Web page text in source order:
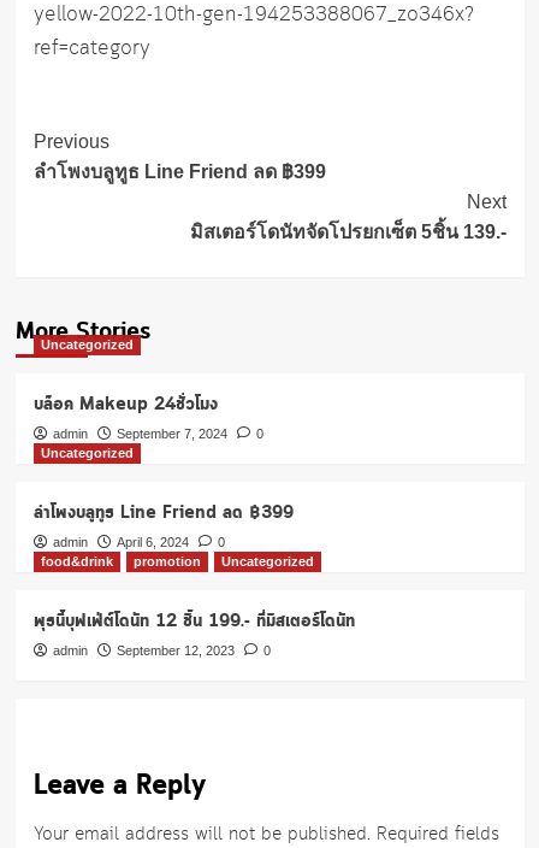
yellow-2022-10th-gen-194253388067_zo346x?
ref=category
Post
Navigation
Previous
ลำโพงบลูทูธ Line Friend ลด ฿399
Next
มิสเตอร์โดนัทจัดโปรยกเซ็ต 5ชิ้น 139.-
More Stories
Uncategorized
บล็อค Makeup 24ชั่วโมง
admin September 7, 2024
0
Uncategorized
ลำโพงบลูทูธ Line Friend ลด ฿399
admin April 6, 2024
0
food&drink
promotion Uncategorized
พุธนี้บุฟเฟ่ต์โดนัท 12 ชิ้น 199.- ที่มิสเตอร์โดนัท
admin September 12, 2023 0
Leave a Reply
Your email address will not be published. Required fields